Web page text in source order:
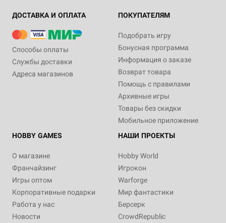
ДОСТАВКА И ОПЛАТА
Способы оплаты
Службы доставки
Адреса магазинов
ПОКУПАТЕЛЯМ
Подобрать игру
Бонусная программа
Информация о заказе
Возврат товара
Помощь с правилами
Архивные игры
Товары без скидки
Мобильное приложение
HOBBY GAMES
О магазине
Франчайзинг
Игры оптом
Корпоративные подарки
Работа у нас
Новости
НАШИ ПРОЕКТЫ
Hobby World
Игрокон
Warforge
Мир фантастики
Берсерк
CrowdRepublic